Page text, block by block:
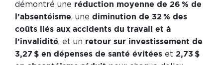
démontré une réduction moyenne de 26 % de
l’absentéisme, une diminution de 32 % des
coûts liés aux accidents du travail et à
l’invalidité, et un retour sur investissement de
3,27 $ en dépenses de santé évitées et 2,73 $